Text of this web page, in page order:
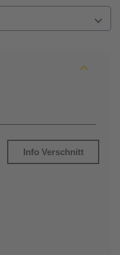
Info Verschnitt